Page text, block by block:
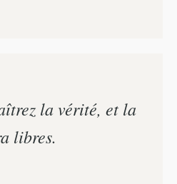
la vérité, et la
libres.